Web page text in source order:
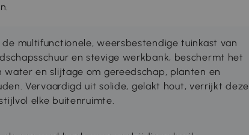
multifunctionele, weersbestendige tuinkast van
en stevige werkbank, beschermt het
en slijtage om gereedschap, planten en
Vervaardigd uit solide, gelakt hout, verrijkt deze
elke buitenruimte.